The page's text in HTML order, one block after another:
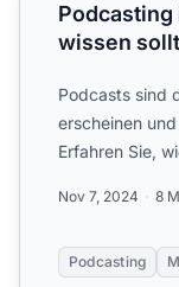
Podcasting
wissen
Podcasts sind
erscheinen
Erfahren Sie,
Nov 7, 2024 8
Podcasting